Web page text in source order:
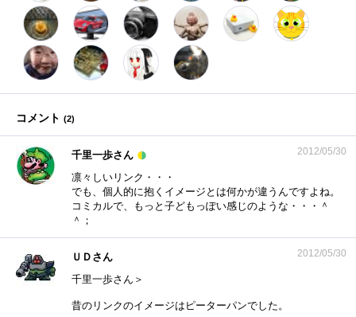
コメント (2)
千里一歩さん 2012/05/30
凛々しいリンク・・・
でも、個人的に抱くイメージとは何かが違うんですよね。
コミカルで、もっと子どもっぽい感じのような・・・＾
＾；
ＵＤさん 2012/05/30
千里一歩さん＞
昔のリンクのイメージはピーターパンでした。